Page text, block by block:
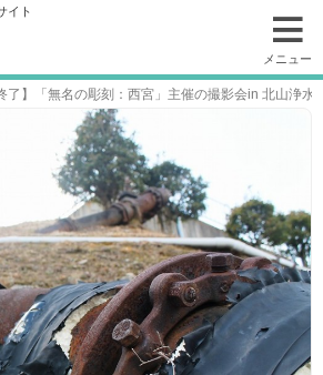
イト
メニュー
了】「無名の彫刻：西宮」主催の撮影会in 北山浄水